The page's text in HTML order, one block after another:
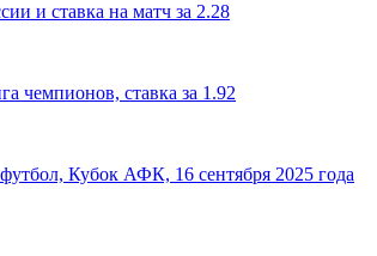
и ставка на матч за 2.28
чемпионов, ставка за 1.92
Кубок АФК, 16 сентября 2025 года